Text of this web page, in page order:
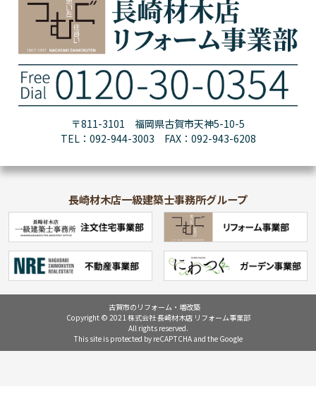
〒811-3101 福岡県古賀市天神5-10-5
TEL：092-944-3003 FAX：092-943-6208
長崎材木店一級建築士事務所グループ
古賀市のリフォーム・増改築
Copyright © 2021 株式会社 長崎材木店 リフォーム事業部
All rights reserved.
This site is protected by reCAPTCHA and the Google